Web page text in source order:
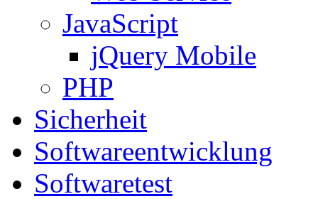
JavaScript
jQuery Mobile
PHP
Sicherheit
Softwareentwicklung
Softwaretest